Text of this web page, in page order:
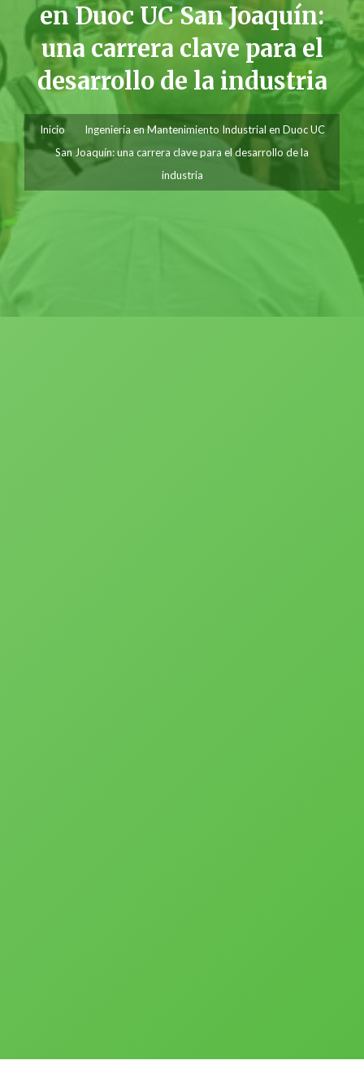
en Duoc UC San Joaquín:
una carrera clave para el
desarrollo de la industria
Inicio
Ingeniería en Mantenimiento Industrial en Duoc UC
San Joaquín: una carrera clave para el desarrollo de la
industria